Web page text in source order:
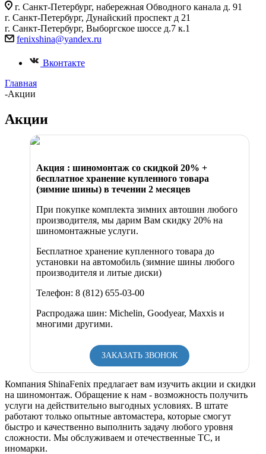
г. Санкт-Петербург, набережная Обводного канала д. 91
г. Санкт-Петербург, Дунайский проспект д 21
г. Санкт-Петербург, Выборгское шоссе д.7 к.1
fenixshina@yandex.ru
Вконтакте
Главная
-Акции
Акции
Акция : шиномонтаж со скидкой 20% +
бесплатное хранение купленного товара
(зимние шины) в течении 2 месяцев
При покупке комплекта зимних автошин любого
производителя, мы дарим Вам скидку 20% на
шиномонтажные услуги.
Бесплатное хранение купленного товара до
установки на автомобиль (зимние шины любого
производителя и литые диски)
Телефон: 8 (812) 655-03-00
Распродажа шин: Michelin, Goodyear, Maxxis и
многими другими.
ЗАКАЗАТЬ ЗВОНОК
Компания ShinaFenix предлагает вам изучить акции и скидки
на шиномонтаж. Обращение к нам - возможность получить
услуги на действительно выгодных условиях. В штате
работают только опытные автомастера, которые смогут
быстро и качественно выполнить задачу любого уровня
сложности. Мы обслуживаем и отечественные ТС, и
иномарки.